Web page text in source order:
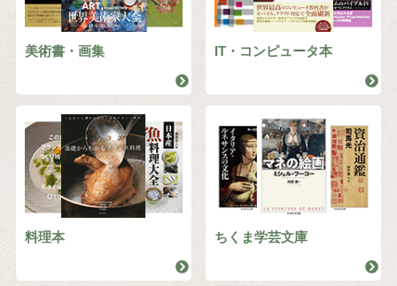
美術書・画集 IT・コンピュータ本
料理本 ちくま学芸文庫